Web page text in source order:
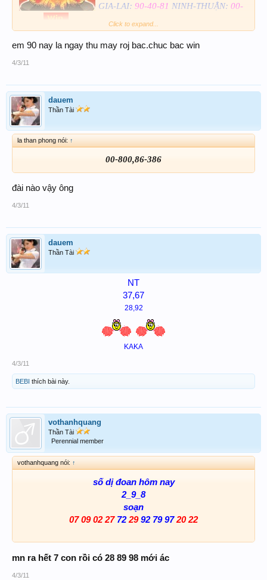
GIA-LAI: 90-40-81 NINH-THUẬN: 00-
Click to expand...
em 90 nay la ngay thu may roj bac.chuc bac win
4/3/11
dauem
Thần Tài
la than phong nói: ↑
00-800,86-386
đài nào vậy ông
4/3/11
dauem
Thần Tài
NT
37,67
28,92
KAKA
4/3/11
BEBI thích bài này.
vothanhquang
Thần Tài
Perennial member
vothanhquang nói: ↑
số dị đoan hôm nay
2_9_8
soạn
07 09 02 27722992 79 9720 22
mn ra hết 7 con rồi có 28 89 98 mới ác
4/3/11